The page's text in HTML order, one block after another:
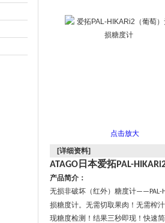
点击放大
[详细资料]
ATAGO 日本爱拓PAL-
产品简介：
无损非破坏（红外）糖度计——PAL-
损糖度计。无需切取果肉！无需榨
现糖度检测！结果三秒即现！快速